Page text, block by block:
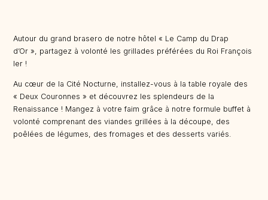
Autour du grand brasero de notre hôtel « Le Camp du Drap
d’Or », partagez à volonté les grillades préférées du Roi François
Ier !
Au cœur de la Cité Nocturne, installez-vous à la table royale des
« Deux Couronnes » et découvrez les splendeurs de la
Renaissance ! Mangez à votre faim grâce à notre formule buffet à
volonté comprenant des viandes grillées à la découpe, des
poêlées de légumes, des fromages et des desserts variés.